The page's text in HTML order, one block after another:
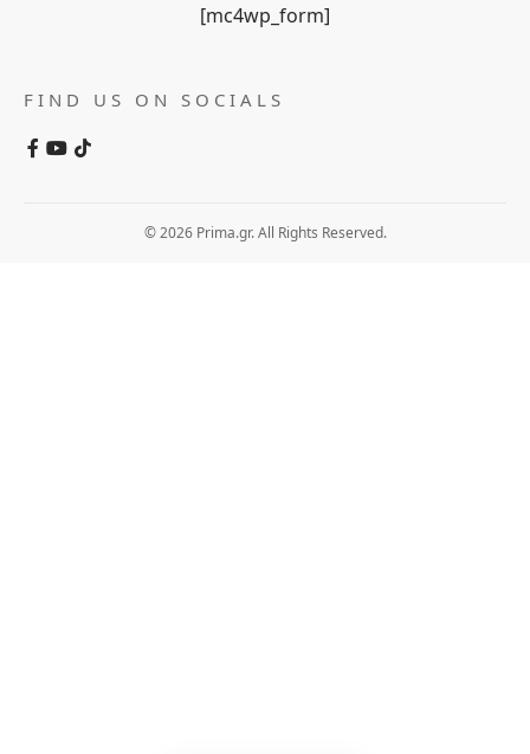
[mc4wp_form]
FIND US ON SOCIALS
© 2026 Prima.gr. All Rights Reserved.